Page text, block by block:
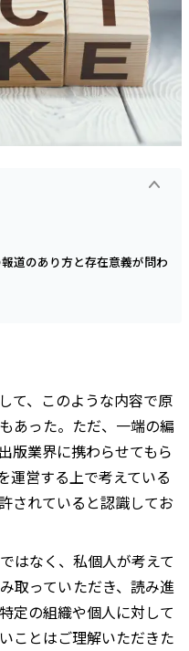
道のあり方と存在意義が問わ
て、このような内容で原
あった。ただ、一端の編
版業界に携わらせてもら
運営する上で考えている
されていると認識してお
はなく、私個人が考えて
取っていただき、読み進
定の組織や個人に対して
ことはご理解いただきた